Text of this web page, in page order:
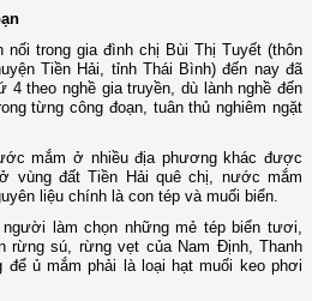
nối trong gia đình chị Bùi Thị Tuyết (thôn
Tiền Hải, tỉnh Thái Bình) đến nay đã
theo nghề gia truyền, dù lành nghề đến
từng công đoạn, tuân thủ nghiêm ngặt
mắm ở nhiều địa phương khác được
vùng đất Tiền Hải quê chị, nước mắm
liệu chính là con tép và muối biển.
làm chọn những mẻ tép biển tươi,
rừng sú, rừng vẹt của Nam Định, Thanh
để ủ mắm phải là loại hạt muối keo phơi